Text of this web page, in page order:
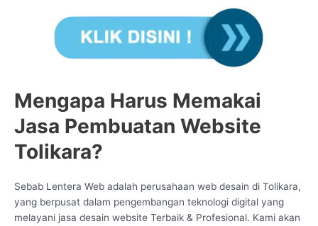
Mengapa Harus Memakai
Jasa Pembuatan Website
Tolikara?
Sebab Lentera Web adalah perusahaan web desain di Tolikara,
yang berpusat dalam pengembangan teknologi digital yang
melayani jasa desain website Terbaik & Profesional. Kami akan